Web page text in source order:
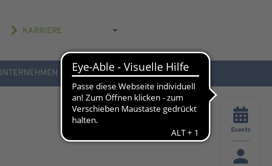
KARRIERE
AKTUELLES & KONTAKT
Events